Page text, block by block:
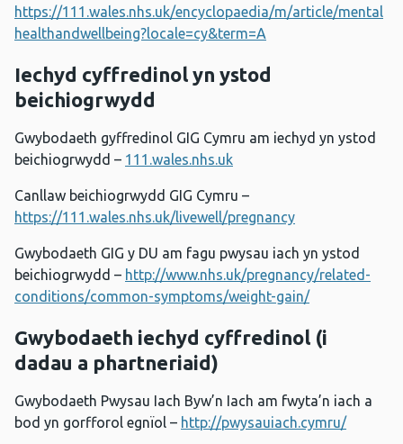
https://111.wales.nhs.uk/encyclopaedia/m/article/mental
healthandwellbeing?locale=cy&term=A
Iechyd cyffredinol yn ystod
beichiogrwydd
Gwybodaeth gyffredinol GIG Cymru am iechyd yn ystod
beichiogrwydd – 111.wales.nhs.uk
Canllaw beichiogrwydd GIG Cymru –
https://111.wales.nhs.uk/livewell/pregnancy
Gwybodaeth GIG y DU am fagu pwysau iach yn ystod
beichiogrwydd – http://www.nhs.uk/pregnancy/related-
conditions/common-symptoms/weight-gain/
Gwybodaeth iechyd cyffredinol (i
dadau a phartneriaid)
Gwybodaeth Pwysau Iach Byw’n Iach am fwyta’n iach a
bod yn gorfforol egnïol – http://pwysauiach.cymru/